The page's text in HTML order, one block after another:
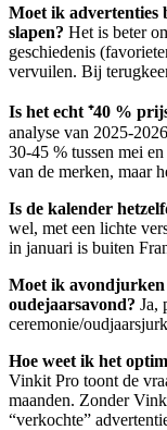
Moet ik advertenties
slapen? Het is beter
geschiedenis
vervuilen. Bij
Is het echt ⁺40 %
analyse van 2025-
30-45 % tussen mei
van de merken, maar
Is de kalender
wel, met een lichte
in januari is buiten
Moet ik avondjurken
oudejaarsavond? Ja,
ceremonie/
Hoe weet ik het
Vinkit Pro toont de
maanden. Zonder
“verkochte”